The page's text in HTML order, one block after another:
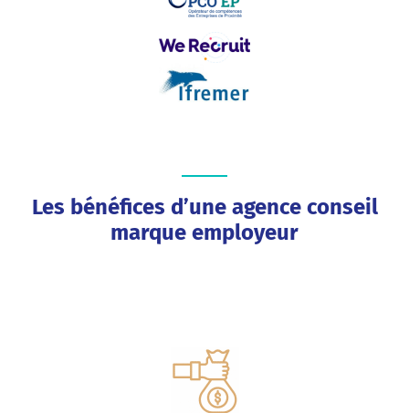
Les bénéfices d’une agence conseil
marque employeur